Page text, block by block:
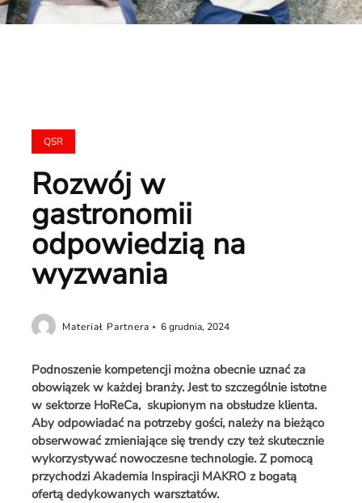
QSR
Rozwój w
gastronomii
odpowiedzią na
wyzwania
Materiał Partnera 6 grudnia, 2024
Podnoszenie kompetencji można obecnie uznać za
obowiązek w każdej branży. Jest to szczególnie istotne
w sektorze HoReCa, skupionym na obsłudze klienta.
Aby odpowiadać na potrzeby gości, należy na bieżąco
obserwować zmieniające się trendy czy też skutecznie
wykorzystywać nowoczesne technologie. Z pomocą
przychodzi Akademia Inspiracji MAKRO z bogatą
ofertą dedykowanych warsztatów.